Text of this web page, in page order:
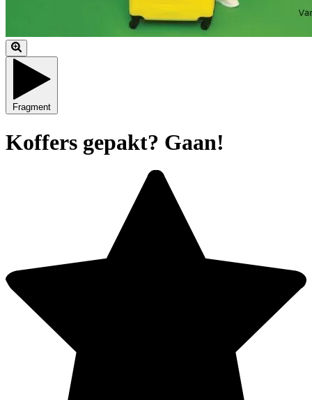
Fragment
Koffers gepakt? Gaan!